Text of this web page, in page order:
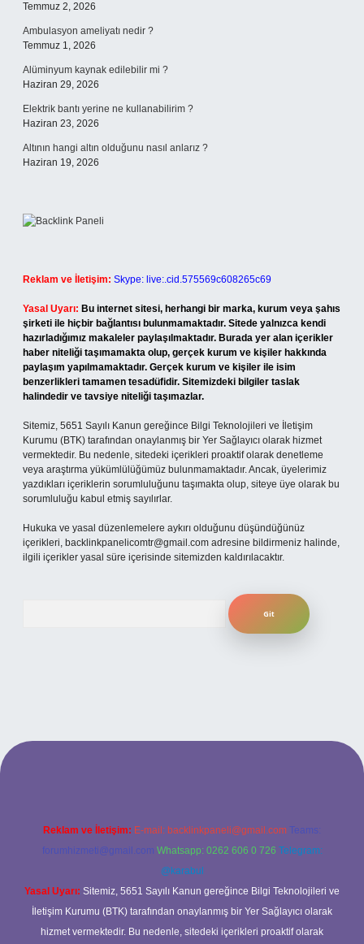
Temmuz 2, 2026
Ambulasyon ameliyatı nedir ?
Temmuz 1, 2026
Alüminyum kaynak edilebilir mi ?
Haziran 29, 2026
Elektrik bantı yerine ne kullanabilirim ?
Haziran 23, 2026
Altının hangi altın olduğunu nasıl anlarız ?
Haziran 19, 2026
Reklam ve İletişim: Skype: live:.cid.575569c608265c69
Yasal Uyarı: Bu internet sitesi, herhangi bir marka, kurum veya şahıs
şirketi ile hiçbir bağlantısı bulunmamaktadır. Sitede yalnızca kendi
hazırladığımız makaleler paylaşılmaktadır. Burada yer alan içerikler
haber niteliği taşımamakta olup, gerçek kurum ve kişiler hakkında
paylaşım yapılmamaktadır. Gerçek kurum ve kişiler ile isim
benzerlikleri tamamen tesadüfidir. Sitemizdeki bilgiler taslak
halindedir ve tavsiye niteliği taşımazlar.
Sitemiz, 5651 Sayılı Kanun gereğince Bilgi Teknolojileri ve İletişim
Kurumu (BTK) tarafından onaylanmış bir Yer Sağlayıcı olarak hizmet
vermektedir. Bu nedenle, sitedeki içerikleri proaktif olarak denetleme
veya araştırma yükümlülüğümüz bulunmamaktadır. Ancak, üyelerimiz
yazdıkları içeriklerin sorumluluğunu taşımakta olup, siteye üye olarak bu
sorumluluğu kabul etmiş sayılırlar.
Hukuka ve yasal düzenlemelere aykırı olduğunu düşündüğünüz
içerikleri, backlinkpanelicomtr@gmail.com adresine bildirmeniz halinde,
ilgili içerikler yasal süre içerisinde sitemizden kaldırılacaktır.
Reklam ve İletişim: E-mail: backlinkpaneli@gmail.com Teams:
forumhizmeti@gmail.com Whatsapp: 0262 606 0 726 Telegram:
@karabul
Yasal Uyarı: Sitemiz, 5651 Sayılı Kanun gereğince Bilgi Teknolojileri ve
İletişim Kurumu (BTK) tarafından onaylanmış bir Yer Sağlayıcı olarak
hizmet vermektedir. Bu nedenle, sitedeki içerikleri proaktif olarak